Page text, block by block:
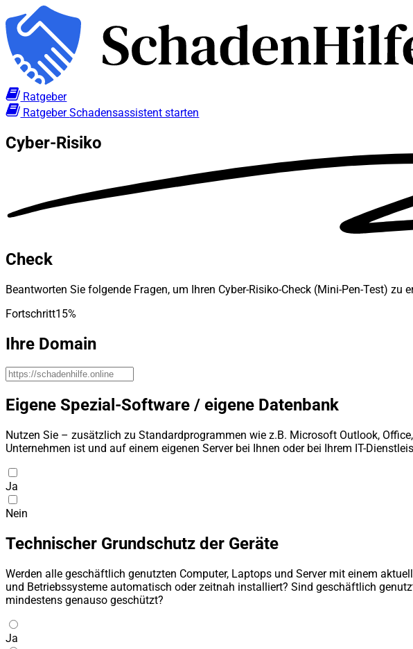
Ratgeber
RatgeberSchadensassistent starten
Cyber-Risiko
Check
Beantworten Sie folgende Fragen, um Ihren Cyber-Risiko-Check (Mini-Pen-Test) zu
Fortschritt15%
Ihre Domain
Eigene Spezial-Software / eigene Datenbank
Nutzen Sie – zusätzlich zu Standardprogrammen wie z.B. Microsoft Outlook,
Unternehmen ist und auf einem eigenen Server bei Ihnen oder bei Ihrem IT-
Ja
Nein
Technischer Grundschutz der Geräte
Werden alle geschäftlich genutzten Computer, Laptops und Server mit einem
und Betriebssysteme automatisch oder zeitnah installiert? Sind geschäftlich
mindestens genauso geschützt?
Ja